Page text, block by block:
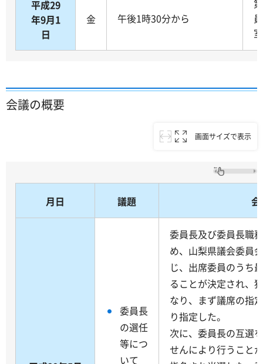
平成29
年9月1
日
金 午後1時30分から
室
会議の概要
画面サイズで表示
月日 議題
委員長
の選任
等につ
いて
委員長及び委員長職
め、山梨県議会委員
じ、出席委員のうち
ることが決定され、
なり、まず議席の指
り指定した。
次に、委員長の互選
せんにより行うこと